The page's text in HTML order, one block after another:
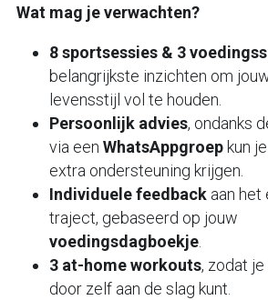
Wat mag je verwachten?
8 sportsessies & 3
belangrijkste inzichten om
levensstijl vol te houden.
Persoonlijk advies, ondanks
via een WhatsAppgroep kun
extra ondersteuning krijgen.
Individuele feedback aan het
voedingsdagboekje.
3 at-home workouts, zodat
door zelf aan de slag kunt.